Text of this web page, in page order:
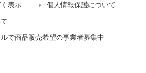
表示 個人情報保護について
で商品販売希望の事業者募集中